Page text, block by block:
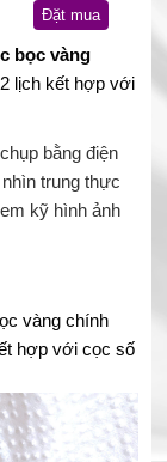
Đặt mua
bọc vàng
lịch kết hợp với
bằng điện
trung thực
kỹ hình ảnh
vàng chính
hợp với cọc số